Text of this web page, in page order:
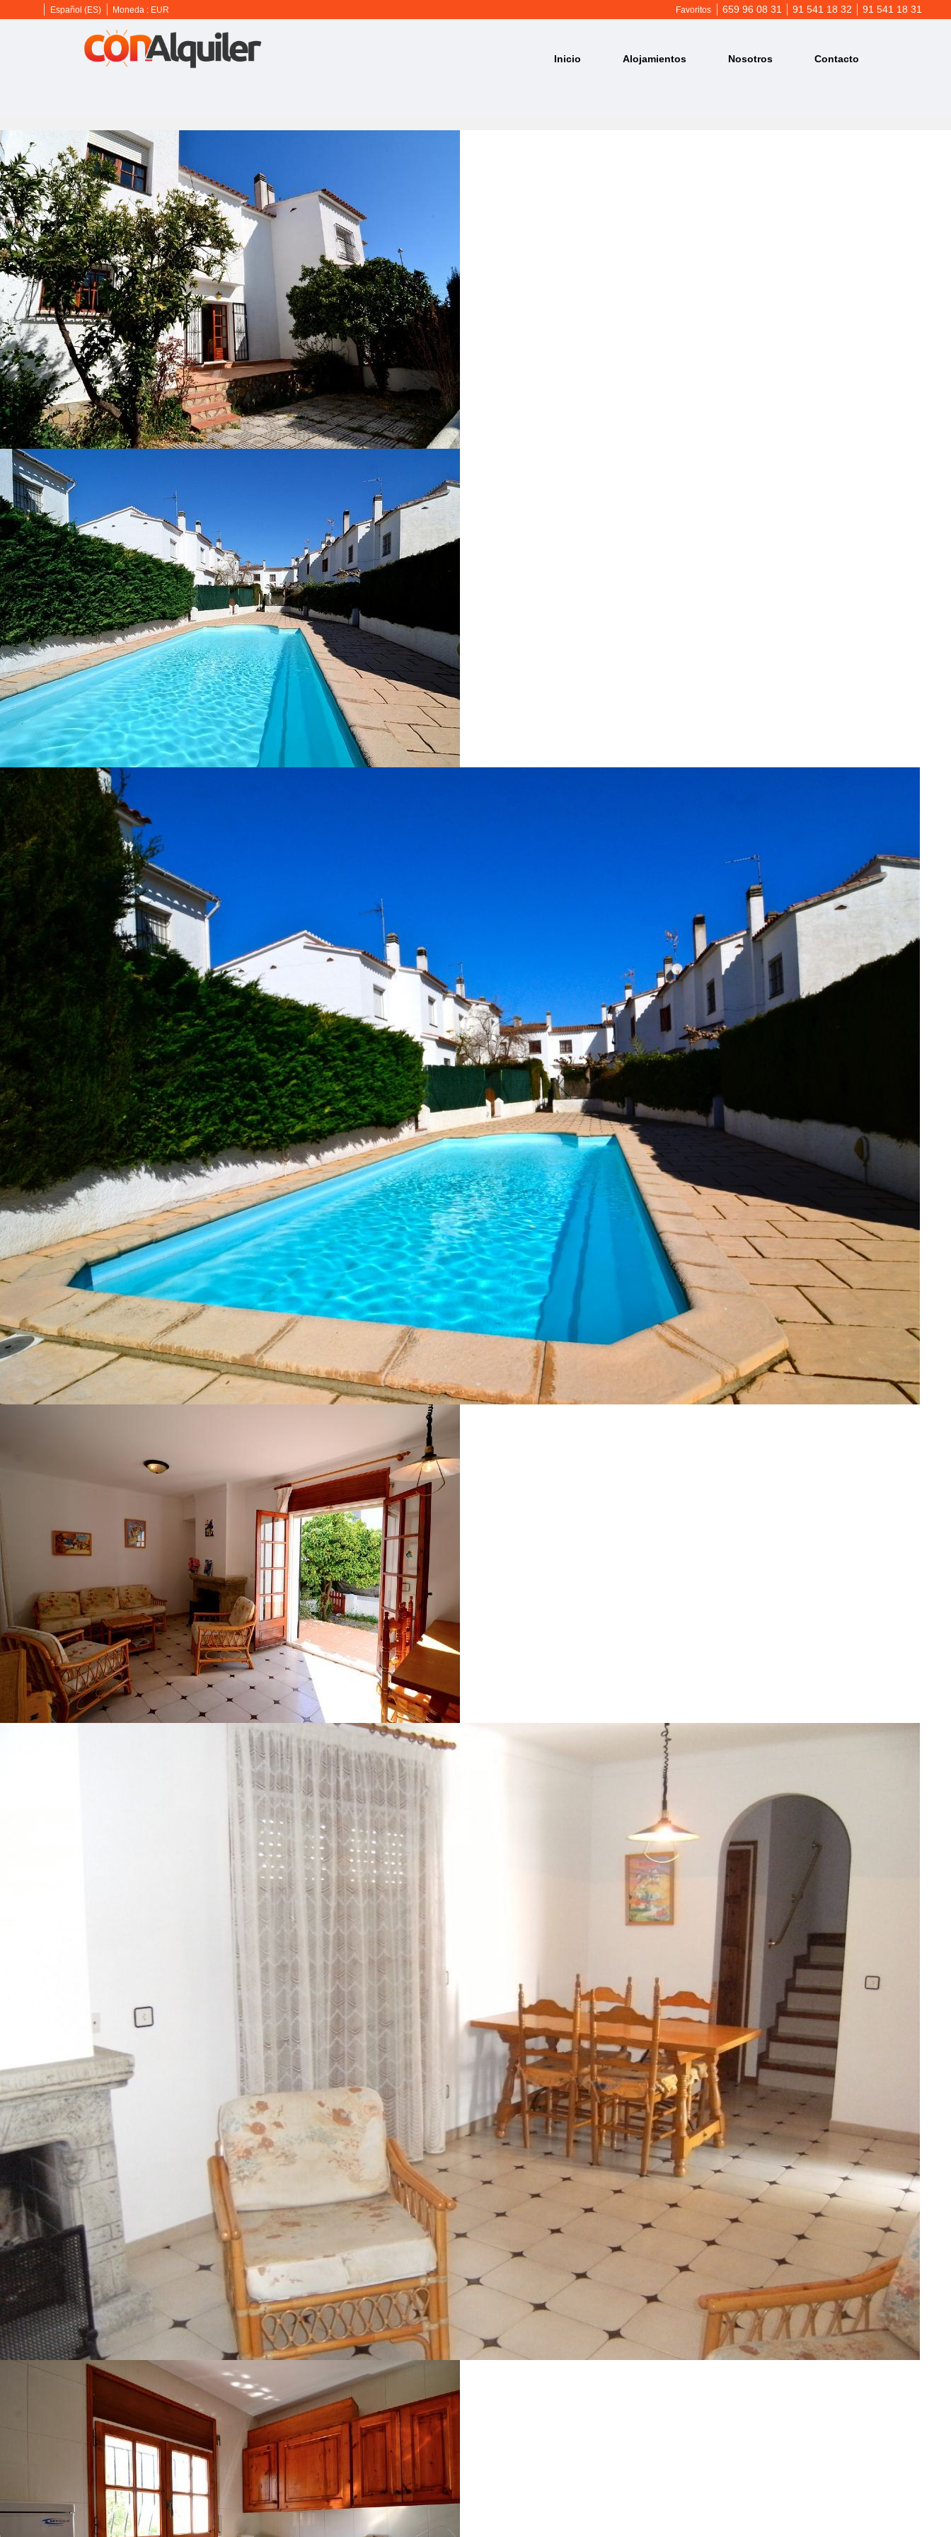
91 541 18 31
91 541 18 32
659 96 08 31
Español (ES) Moneda : EUR Favoritos
Inicio Alojamientos Nosotros Contacto